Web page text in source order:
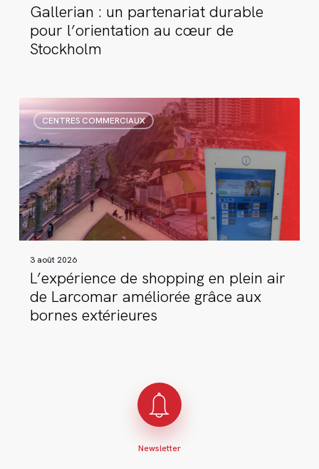
Stockholm
Gallerian : un partenariat durable
pour l’orientation au cœur de
Stockholm
CENTRES COMMERCIAUX
L’expérience
shopping
plein
air
de
Larcomar
grâce
aux
bornes
extérieures
3 août 2026
L’expérience de shopping en plein air
de Larcomar améliorée grâce aux
bornes extérieures
Newsletter